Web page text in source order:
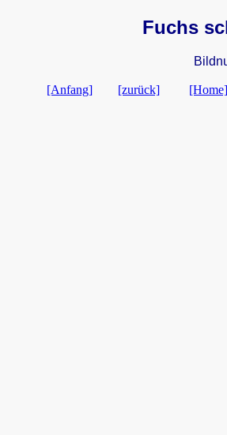
Fuchs
[Anfang] [zurück] [Home]